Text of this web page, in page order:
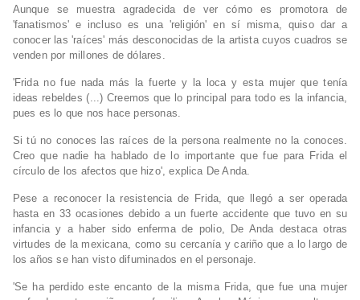
Aunque se muestra agradecida de ver cómo es promotora de
'fanatismos' e incluso es una 'religión' en sí misma, quiso dar a
conocer las 'raíces' más desconocidas de la artista cuyos cuadros se
venden por millones de dólares.
'Frida no fue nada más la fuerte y la loca y esta mujer que tenía
ideas rebeldes (...) Creemos que lo principal para todo es la infancia,
pues es lo que nos hace personas.
Si tú no conoces las raíces de la persona realmente no la conoces.
Creo que nadie ha hablado de lo importante que fue para Frida el
círculo de los afectos que hizo', explica De Anda.
Pese a reconocer la resistencia de Frida, que llegó a ser operada
hasta en 33 ocasiones debido a un fuerte accidente que tuvo en su
infancia y a haber sido enferma de polio, De Anda destaca otras
virtudes de la mexicana, como su cercanía y cariño que a lo largo de
los años se han visto difuminados en el personaje.
'Se ha perdido este encanto de la misma Frida, que fue una mujer